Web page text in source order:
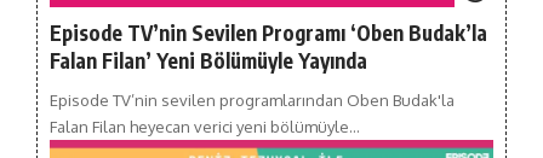
Episode TV’nin Sevilen Programı ‘Oben Budak’la
Falan Filan’ Yeni Bölümüyle Yayında
Episode TV’nin sevilen programlarından Oben Budak'la
Falan Filan heyecan verici yeni bölümüyle…